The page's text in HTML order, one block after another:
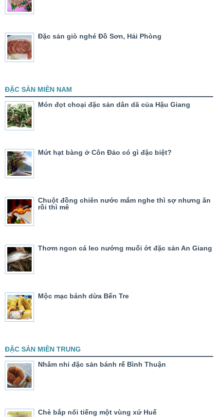
Đặc sản giò nghé Đồ Sơn, Hải Phòng
ĐẶC SẢN MIỀN NAM
Món đọt choại đặc sản dân dã của Hậu Giang
Mứt hạt bàng ở Côn Đảo có gì đặc biệt?
Chuột đồng chiên nước mắm nghe thì sợ nhưng ăn
rồi thì mê
Thơm ngon cá leo nướng muối ớt đặc sản An Giang
Mộc mạc bánh dừa Bến Tre
ĐẶC SẢN MIỀN TRUNG
Nhâm nhi đặc sản bánh rế Bình Thuận
Chè bắp nổi tiếng một vùng xứ Huế